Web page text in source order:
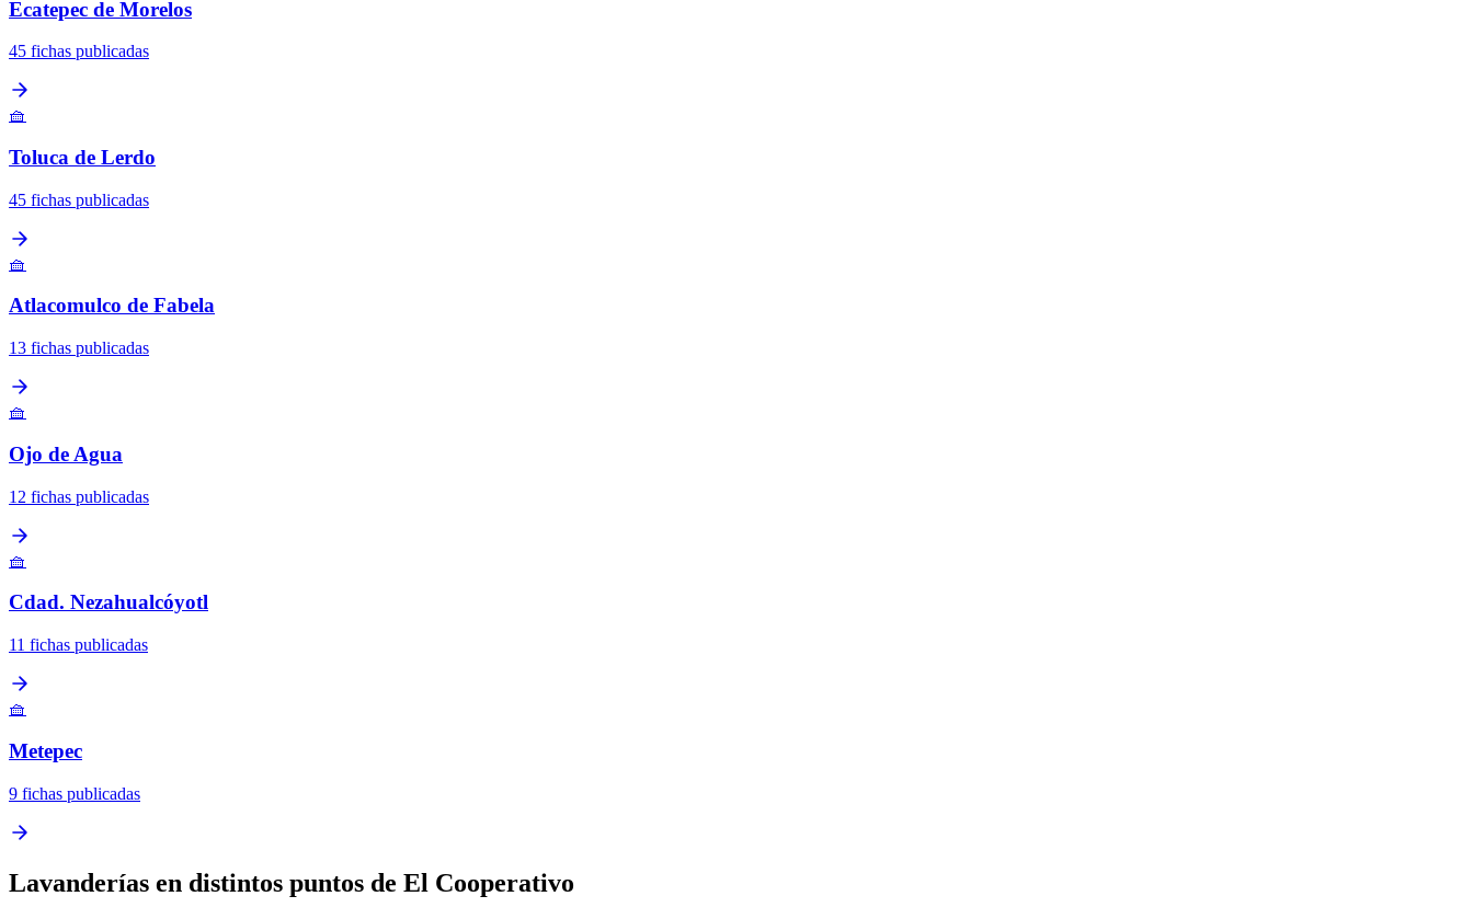
Ecatepec de Morelos
45 fichas publicadas
🧺
Toluca de Lerdo
45 fichas publicadas
🧺
Atlacomulco de Fabela
13 fichas publicadas
🧺
Ojo de Agua
12 fichas publicadas
🧺
Cdad. Nezahualcóyotl
11 fichas publicadas
🧺
Metepec
9 fichas publicadas
Lavanderías en distintos puntos de El Cooperativo